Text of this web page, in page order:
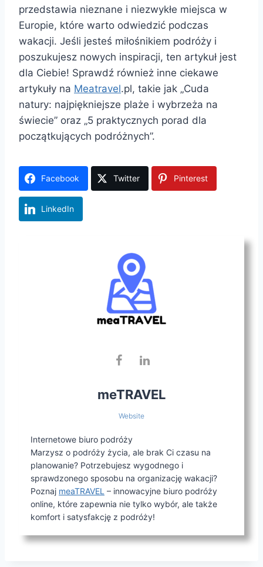
przedstawia nieznane i niezwykłe miejsca w
Europie, które warto odwiedzić podczas
wakacji. Jeśli jesteś miłośnikiem podróży i
poszukujesz nowych inspiracji, ten artykuł jest
dla Ciebie! Sprawdź również inne ciekawe
artykuły na Meatravel.pl, takie jak „Cuda
natury: najpiękniejsze plaże i wybrzeża na
świecie” oraz „5 praktycznych porad dla
początkujących podróżnych”.
Facebook Twitter Pinterest
LinkedIn
meTRAVEL
Website
Internetowe biuro podróży
Marzysz o podróży życia, ale brak Ci czasu na
planowanie? Potrzebujesz wygodnego i
sprawdzonego sposobu na organizację wakacji?
Poznaj meaTRAVEL – innowacyjne biuro podróży
online, które zapewnia nie tylko wybór, ale także
komfort i satysfakcję z podróży!